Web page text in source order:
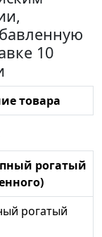
10
товара
рогатый
рогатый